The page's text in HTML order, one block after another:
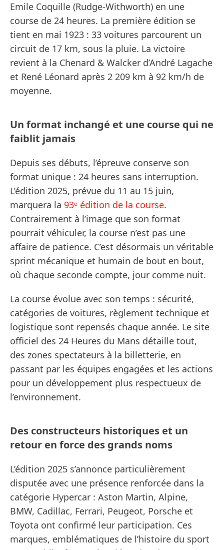
Emile Coquille (Rudge-Withworth) en une
course de 24 heures. La première édition se
tient en mai 1923 : 33 voitures parcourent un
circuit de 17 km, sous la pluie. La victoire
revient à la Chenard & Walcker d’André Lagache
et René Léonard après 2 209 km à 92 km/h de
moyenne.
Un format inchangé et une course qui ne
faiblit jamais
Depuis ses débuts, l’épreuve conserve son
format unique : 24 heures sans interruption.
L’édition 2025, prévue du 11 au 15 juin,
marquera la 93ᵉ édition de la course.
Contrairement à l’image que son format
pourrait véhiculer, la course n’est pas une
affaire de patience. C’est désormais un véritable
sprint mécanique et humain de bout en bout,
où chaque seconde compte, jour comme nuit.
La course évolue avec son temps : sécurité,
catégories de voitures, règlement technique et
logistique sont repensés chaque année. Le site
officiel des 24 Heures du Mans détaille tout,
des zones spectateurs à la billetterie, en
passant par les équipes engagées et les actions
pour un développement plus respectueux de
l’environnement.
Des constructeurs historiques et un
retour en force des grands noms
L’édition 2025 s’annonce particulièrement
disputée avec une présence renforcée dans la
catégorie Hypercar : Aston Martin, Alpine,
BMW, Cadillac, Ferrari, Peugeot, Porsche et
Toyota ont confirmé leur participation. Ces
marques, emblématiques de l’histoire du sport